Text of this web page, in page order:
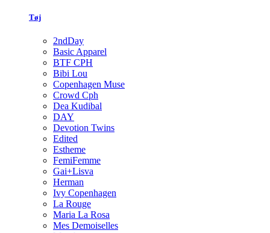
Tøj
2ndDay
Basic Apparel
BTF CPH
Bibi Lou
Copenhagen Muse
Crowd Cph
Dea Kudibal
DAY
Devotion Twins
Edited
Estheme
FemiFemme
Gai+Lisva
Herman
Ivy Copenhagen
La Rouge
Maria La Rosa
Mes Demoiselles